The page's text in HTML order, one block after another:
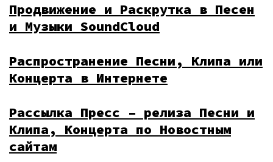
Продвижение и Раскрутка в Песен
и Музыки SoundCloud
Распространение Песни, Клипа или
Концерта в Интернете
Рассылка Пресс – релиза Песни и
Клипа, Концерта по Новостным
сайтам